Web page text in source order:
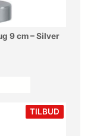
9 cm – Silver
TILBUD
PÅ